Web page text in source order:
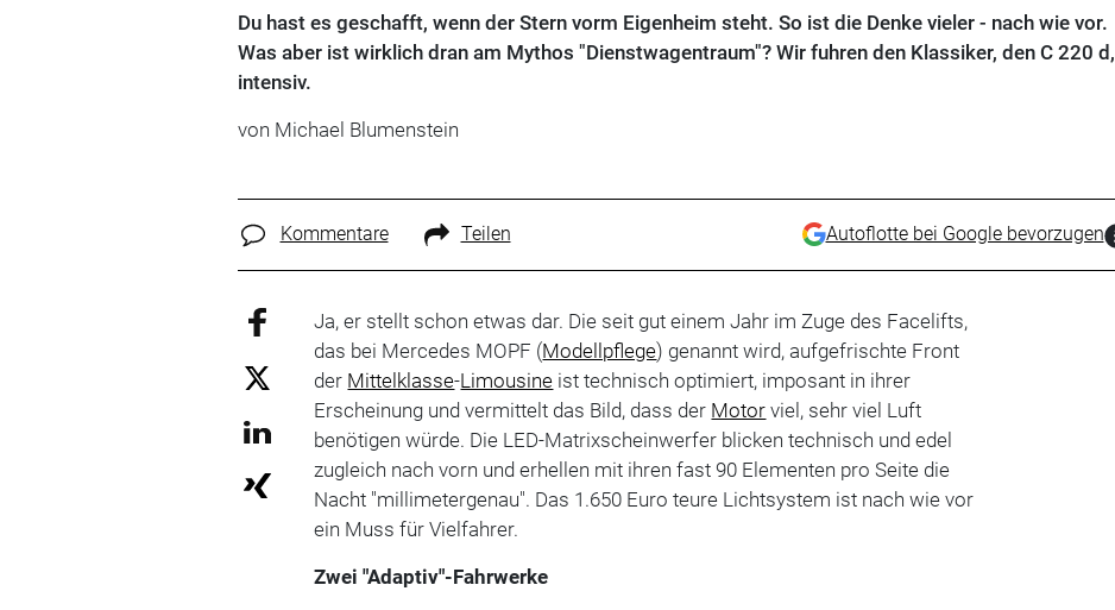
Du hast es geschafft, wenn der Stern vorm Eigenheim steht. So ist die Denke vieler - nach wie vor.
Was aber ist wirklich dran am Mythos "Dienstwagentraum"? Wir fuhren den Klassiker, den C 220 d,
intensiv.
von Michael Blumenstein
Kommentare Teilen Autoflotte bei Google bevorzugen
Ja, er stellt schon etwas dar. Die seit gut einem Jahr im Zuge des Facelifts,
das bei Mercedes MOPF (Modellpflege) genannt wird, aufgefrischte Front
der Mittelklasse-Limousine ist technisch optimiert, imposant in ihrer
Erscheinung und vermittelt das Bild, dass der Motor viel, sehr viel Luft
benötigen würde. Die LED-Matrixscheinwerfer blicken technisch und edel
zugleich nach vorn und erhellen mit ihren fast 90 Elementen pro Seite die
Nacht "millimetergenau". Das 1.650 Euro teure Lichtsystem ist nach wie vor
ein Muss für Vielfahrer.
Zwei "Adaptiv"-Fahrwerke